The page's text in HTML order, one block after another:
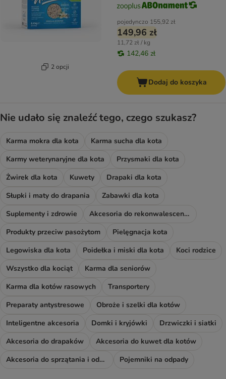
2 opcji
pojedynczo 155,92 zł
149,96 zł
11,72 zł / kg
142,46 zł
Dodaj do koszyka
Nie udało się znaleźć tego, czego szukasz?
Karma mokra dla kota
Karma sucha dla kota
Karmy weterynaryjne dla kota
Przysmaki dla kota
Żwirek dla kota
Kuwety
Drapaki dla kota
Słupki i maty do drapania
Zabawki dla kota
Suplementy i zdrowie
Akcesoria do rekonwalescencji
Produkty przeciw pasożytom
Pielęgnacja kota
Legowiska dla kota
Poidełka i miski dla kota
Koci rodzice
Wszystko dla kociąt
Karma dla seniorów
Karma dla kotów rasowych
Transportery
Preparaty antystresowe
Obroże i szelki dla kotów
Inteligentne akcesoria
Domki i kryjówki
Drzwiczki i siatki
Akcesoria do drapaków
Akcesoria do kuwet dla kotów
Akcesoria do sprzątania i odświeżacze
Pojemniki na odpady